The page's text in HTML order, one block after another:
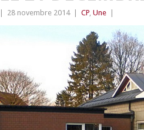
28 novembre 2014 CP, Une